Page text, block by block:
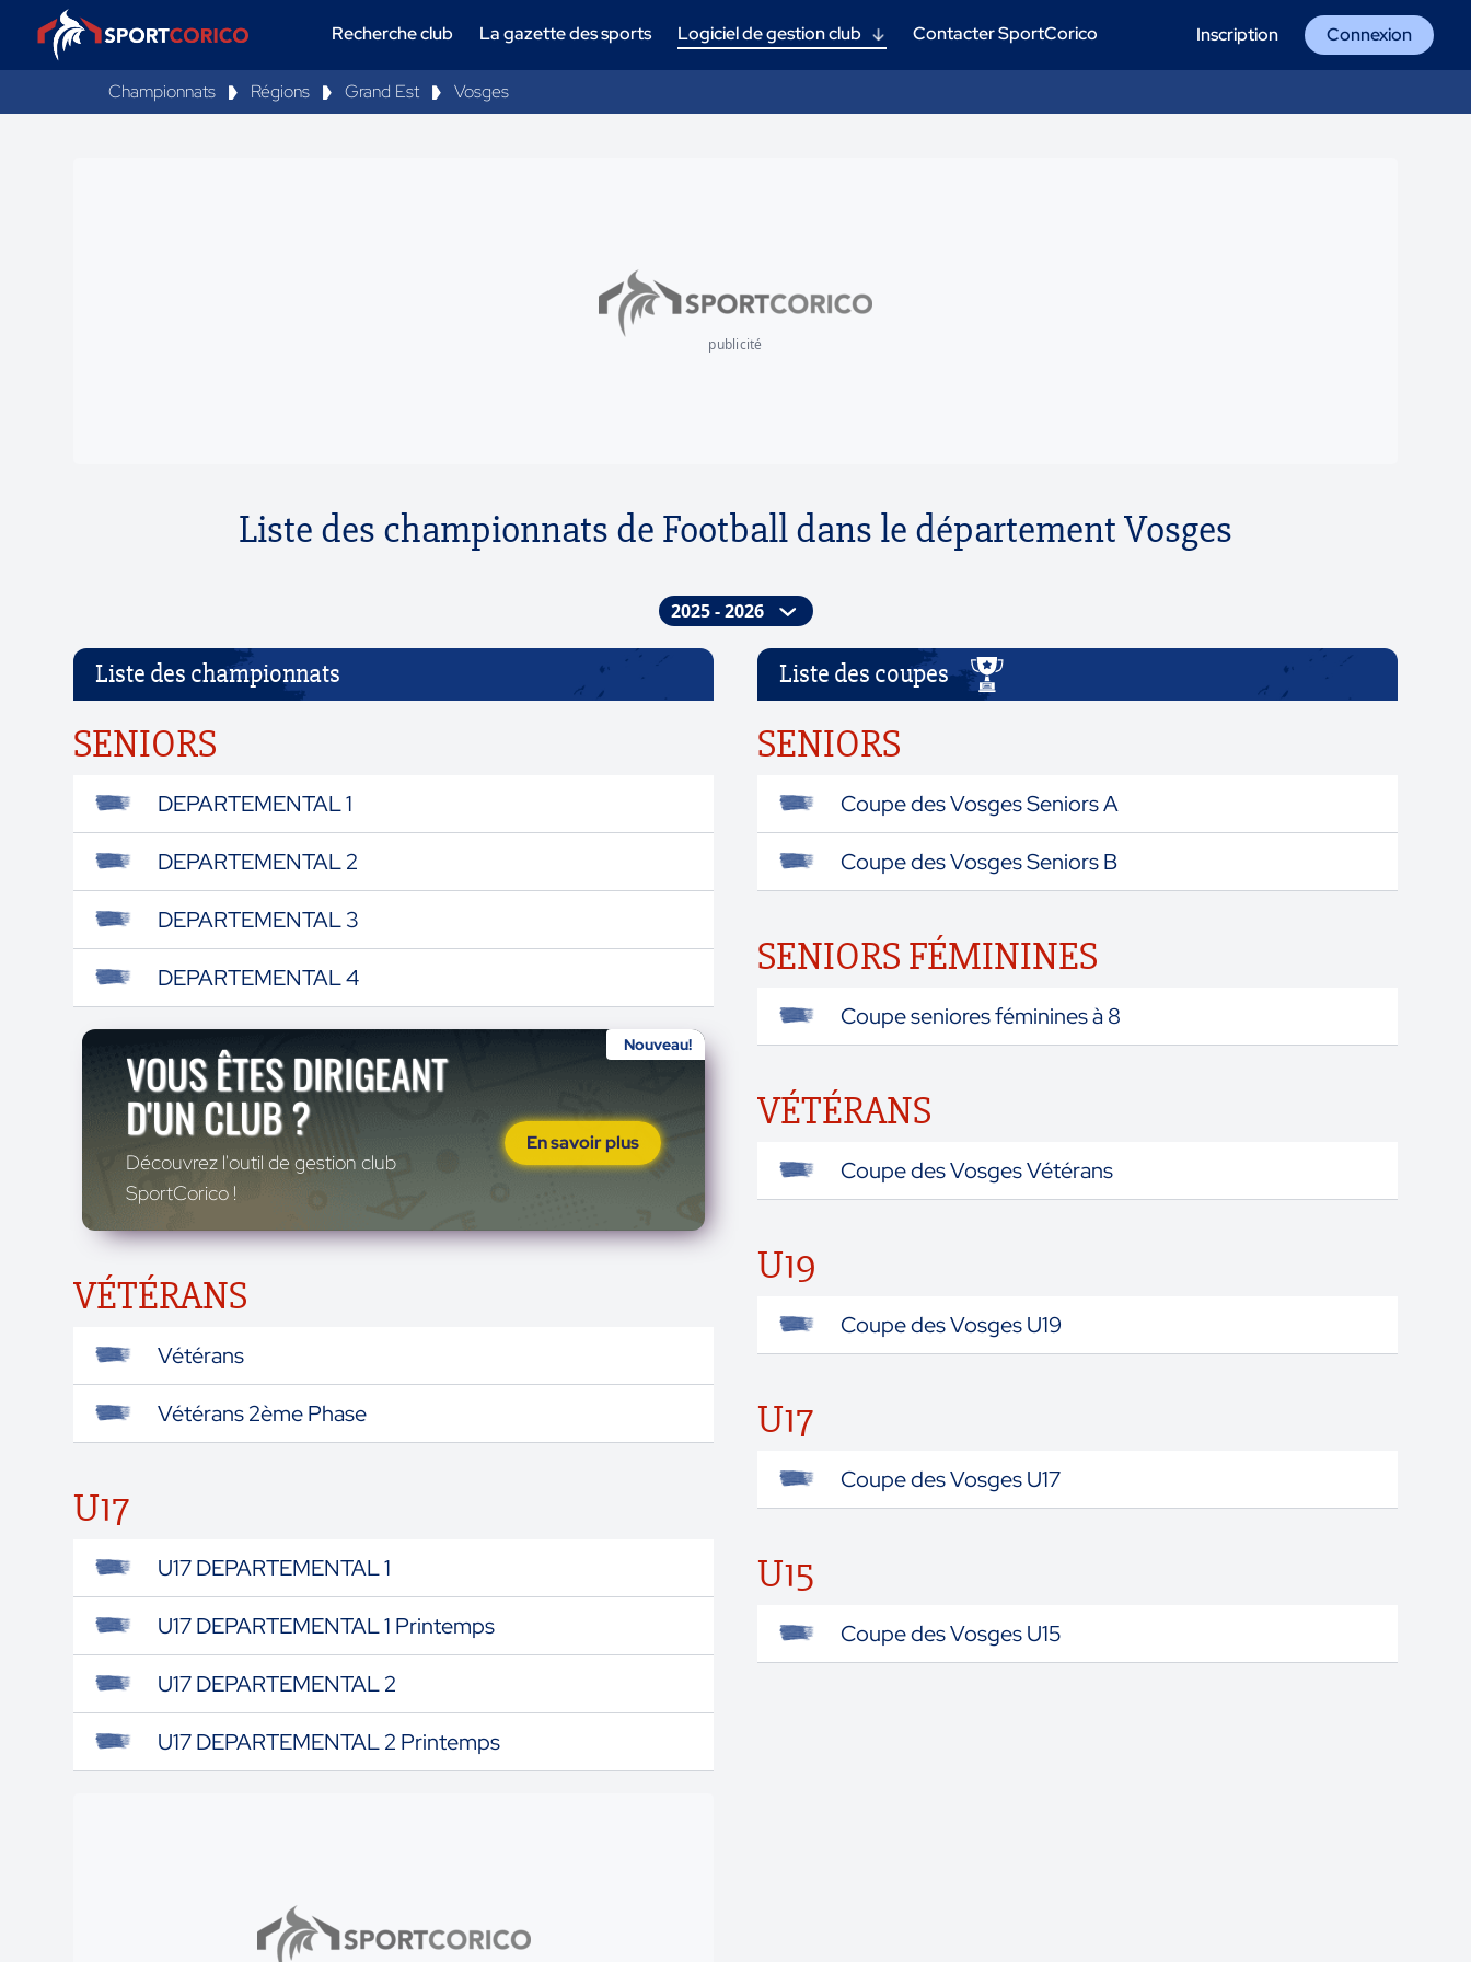
Recherche club La gazette des sports Logiciel de gestion club Contacter SportCorico Inscription Connexion
Championnats Régions Grand Est Vosges
publicité
Liste des championnats de Football dans le département Vosges
Liste des championnats
SENIORS
DEPARTEMENTAL 1
DEPARTEMENTAL 2
DEPARTEMENTAL 3
DEPARTEMENTAL 4
Nouveau!
VOUS ÊTES DIRIGEANT
D'UN CLUB ?
Découvrez l'outil de gestion club
SportCorico !
En savoir plus
VÉTÉRANS
Vétérans
Vétérans 2ème Phase
U17
U17 DEPARTEMENTAL 1
U17 DEPARTEMENTAL 1 Printemps
U17 DEPARTEMENTAL 2
U17 DEPARTEMENTAL 2 Printemps
Liste des coupes
SENIORS
Coupe des Vosges Seniors A
Coupe des Vosges Seniors B
SENIORS FÉMININES
Coupe seniores féminines à 8
VÉTÉRANS
Coupe des Vosges Vétérans
U19
Coupe des Vosges U19
U17
Coupe des Vosges U17
U15
Coupe des Vosges U15